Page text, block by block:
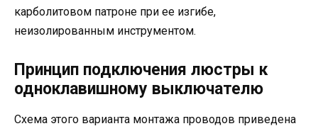
карболитовом патроне при ее изгибе,
неизолированным инструментом.
Принцип подключения люстры к
одноклавишному выключателю
Схема этого варианта монтажа проводов приведена